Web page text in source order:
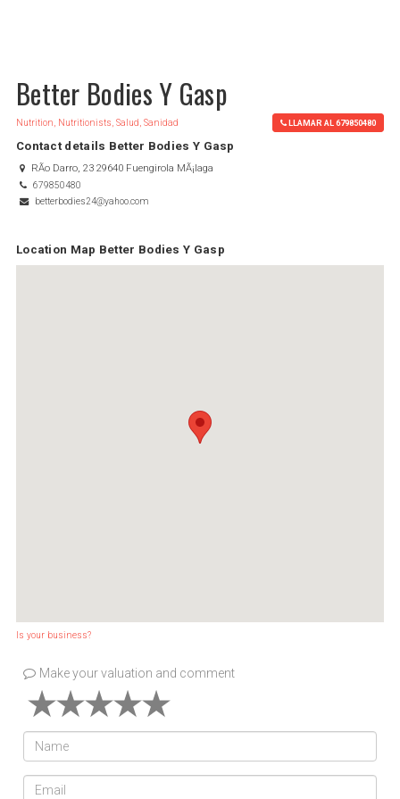
Better Bodies Y Gasp
Nutrition, Nutritionists, Salud, Sanidad LLAMAR AL 679850480
Contact details Better Bodies Y Gasp
RÃ­o Darro, 23 29640 Fuengirola MÃ¡laga
679850480
betterbodies24@yahoo.com
Location Map Better Bodies Y Gasp
Is your business?
Make your valuation and comment